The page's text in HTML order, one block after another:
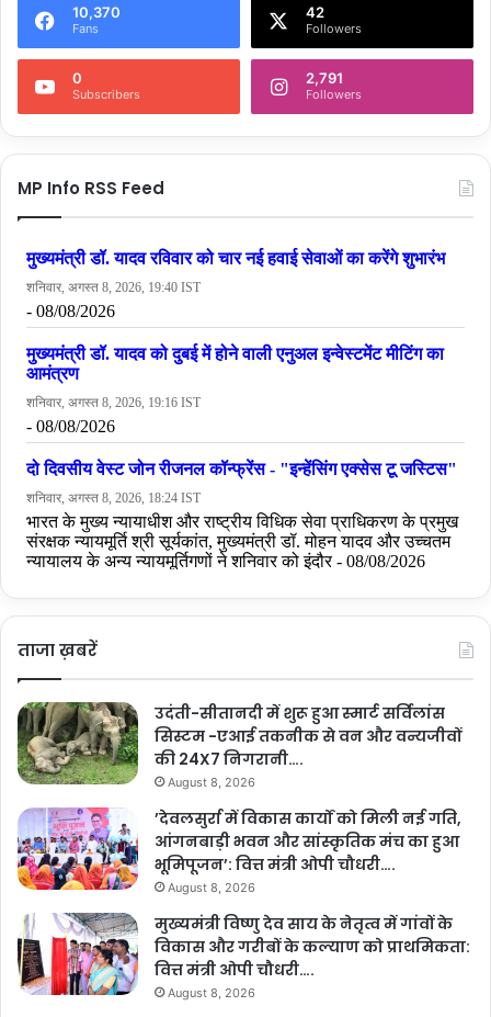
10,370
Fans
42
Followers
0
Subscribers
2,791
Followers
MP Info RSS Feed
ताजा ख़बरें
उदंती-सीतानदी में शुरू हुआ स्मार्ट सर्विलांस
सिस्टम -एआई तकनीक से वन और वन्यजीवों
की 24X7 निगरानी….
August 8, 2026
’देवलसुर्रा में विकास कार्यों को मिली नई गति,
आंगनबाड़ी भवन और सांस्कृतिक मंच का हुआ
भूमिपूजन’: वित्त मंत्री ओपी चौधरी….
August 8, 2026
मुख्यमंत्री विष्णु देव साय के नेतृत्व में गांवों के
विकास और गरीबों के कल्याण को प्राथमिकता:
वित्त मंत्री ओपी चौधरी….
August 8, 2026